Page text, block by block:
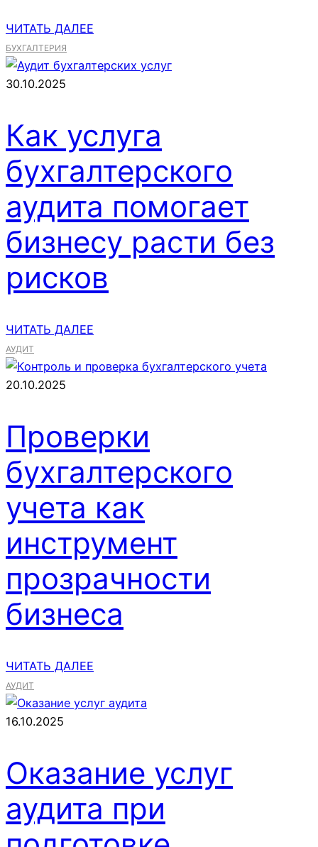
ЧИТАТЬ ДАЛЕЕ
БУХГАЛТЕРИЯ
30.10.2025
Как услуга
бухгалтерского
аудита помогает
бизнесу расти без
рисков
ЧИТАТЬ ДАЛЕЕ
АУДИТ
20.10.2025
Проверки
бухгалтерского
учета как
инструмент
прозрачности
бизнеса
ЧИТАТЬ ДАЛЕЕ
АУДИТ
16.10.2025
Оказание услуг
аудита при